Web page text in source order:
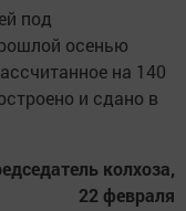
под
осенью
на 140
и сдано в
колхоза,
22 февраля